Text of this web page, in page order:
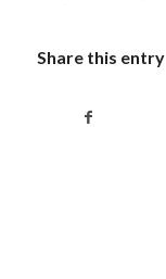
Share this entry